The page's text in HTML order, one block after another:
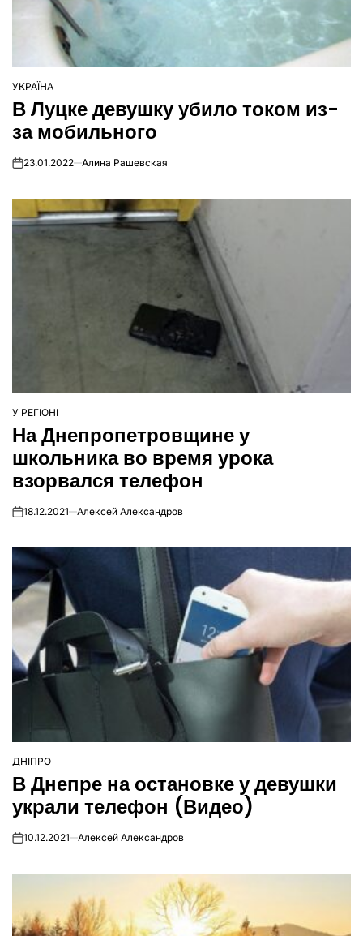
ОПУБЛІКУВАТИ
У
УКРАЇНА
В Луцке девушку убило током из-
за мобильного
on23.01.2022 Алина Рашевская
ОПУБЛІКУВАТИ
У
У РЕГІОНІ
На Днепропетровщине у
школьника во время урока
взорвался телефон
on18.12.2021 Алексей Александров
ОПУБЛІКУВАТИ
У
ДНІПРО
В Днепре на остановке у девушки
украли телефон (Видео)
on10.12.2021 Алексей Александров